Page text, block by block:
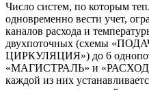
Число систем, по которым
одновременно вести учет,
каналов расхода и
двухпоточных (схемы
ЦИРКУЛЯЦИЯ») до 6
«МАГИСТРАЛЬ» и
каждой из них